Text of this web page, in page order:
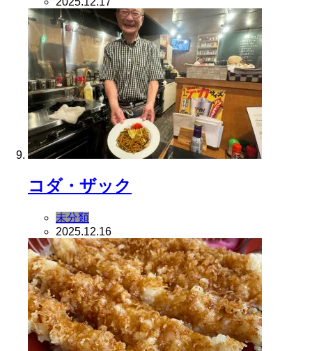
コダ・ザック
未分類
2025.12.16